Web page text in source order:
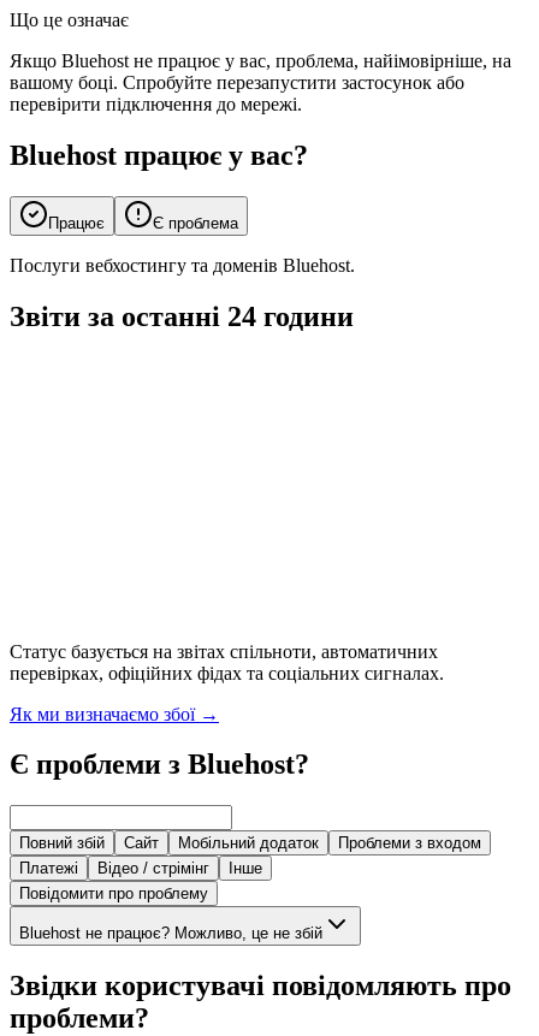
Що це означає
Якщо Bluehost не працює у вас, проблема, найімовірніше, на
вашому боці. Спробуйте перезапустити застосунок або
перевірити підключення до мережі.
Bluehost працює у вас?
Працює Є проблема
Послуги вебхостингу та доменів Bluehost.
Звіти за останні 24 години
Статус базується на звітах спільноти, автоматичних
перевірках, офіційних фідах та соціальних сигналах.
Як ми визначаємо збої→
Є проблеми з Bluehost?
Повний збій Сайт Мобільний додаток
Проблеми з входом
Платежі
Відео / стрімінг
Інше
Повідомити про проблему
Bluehost не працює? Можливо, це не збій
Звідки користувачі повідомляють про
проблеми?